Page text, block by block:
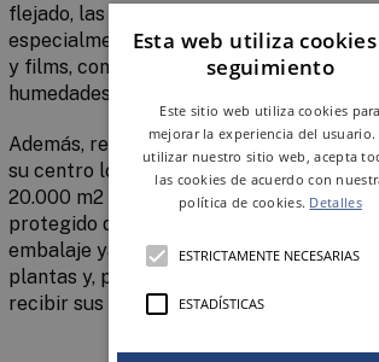
flejado, las cantoneras y los plásticos y
especialmente, el aumento del grosor
y films, con el objetivo de evitar
humedades y de la degradación del
Además, recientemente, la compañía ha
su centro logístico de Nules , un
20.000 m2 que permite que el material
protegido de las inclemencias
embalaje ya se está empezando a usar
plantas y, poco a poco, todos los
recibir sus pedidos en pallets azules.
Esta web utiliza
seguimiento
Este sitio web utiliza cookies para
mejorar la experiencia del usuario.
utilizar nuestro sitio web, acepta
las cookies de acuerdo con
política de cookies. Detalles
ESTRICTAMENTE NECESARIAS
ESTADÍSTICAS